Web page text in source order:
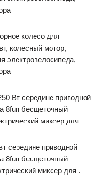
колесо для
колесный мотор,
электровелосипеда,
середине приводной
8fun бесщеточный
миксер для .